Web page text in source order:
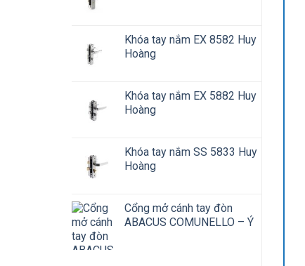
Khóa tay nắm EX 8582 Huy
Hoàng
Khóa tay nắm EX 5882 Huy
Hoàng
Khóa tay nắm SS 5833 Huy
Hoàng
Cổng mở cánh tay đòn
ABACUS COMUNELLO – Ý